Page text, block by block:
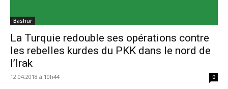
Bashur
La Turquie redouble ses opérations contre
les rebelles kurdes du PKK dans le nord de
l’Irak
12.04.2018 à 10h44 0